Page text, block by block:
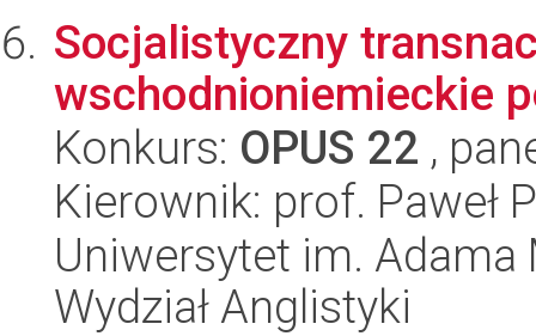
Socjalistyczny
wschodnioniemieckie
Konkurs: OPUS 22 ,
Kierownik: prof. Paweł
Uniwersytet im.
Wydział Anglistyki